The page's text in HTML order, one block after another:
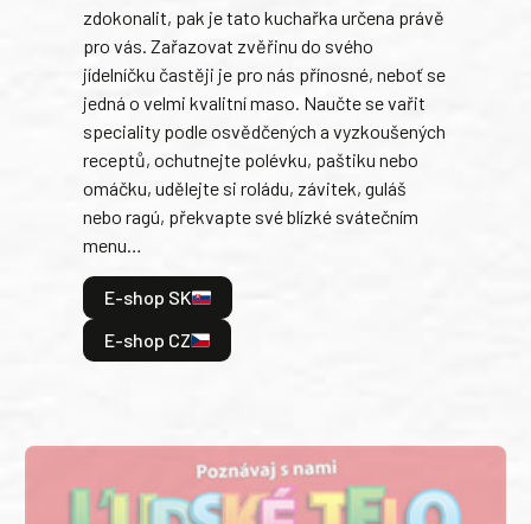
zdokonalit, pak je tato kuchařka určena právě
pro vás. Zařazovat zvěřinu do svého
jídelníčku častěji je pro nás přínosné, neboť se
jedná o velmi kvalitní maso. Naučte se vařit
speciality podle osvědčených a vyzkoušených
receptů, ochutnejte polévku, paštiku nebo
omáčku, udělejte si roládu, závitek, guláš
nebo ragú, překvapte své blízké svátečním
menu…
E-shop SK
E-shop CZ